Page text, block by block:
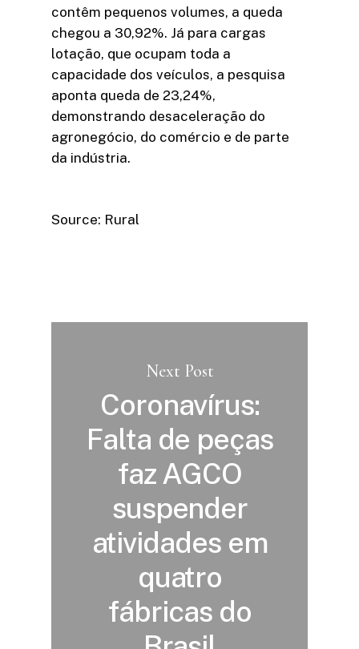
contêm pequenos volumes, a queda
chegou a 30,92%. Já para cargas
lotação, que ocupam toda a
capacidade dos veículos, a pesquisa
aponta queda de 23,24%,
demonstrando desaceleração do
agronegócio, do comércio e de parte
da indústria.
Source: Rural
Next Post
Coronavírus:
Falta de peças
faz AGCO
suspender
atividades em
quatro
fábricas do